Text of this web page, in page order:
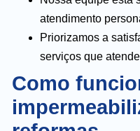
atendimento
Priorizamos a
serviços que
Como